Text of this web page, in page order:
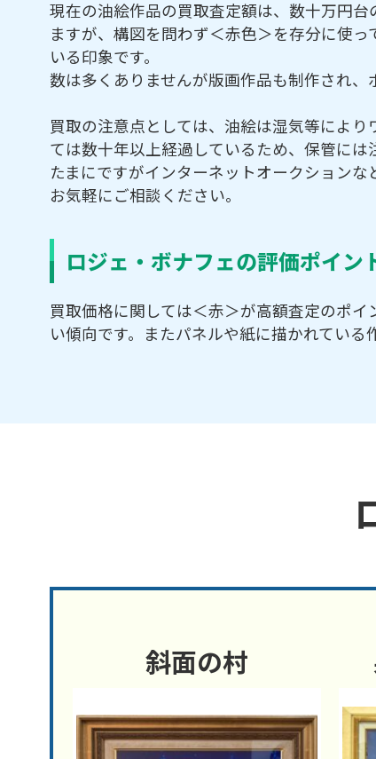
現在の油絵作品の買取査定額は、数十万円
ますが、構図を問わず＜赤色＞を存分に使
いる印象です。
数は多くありませんが版画作品も制作され、
買取の注意点としては、油絵は湿気等によ
ては数十年以上経過しているため、保管には
たまにですがインターネットオークション
お気軽にご相談ください。
ロジェ・ボナフェの評価ポイン
買取価格に関しては＜赤＞が高額査定のポ
い傾向です。またパネルや紙に描かれている
斜面の村